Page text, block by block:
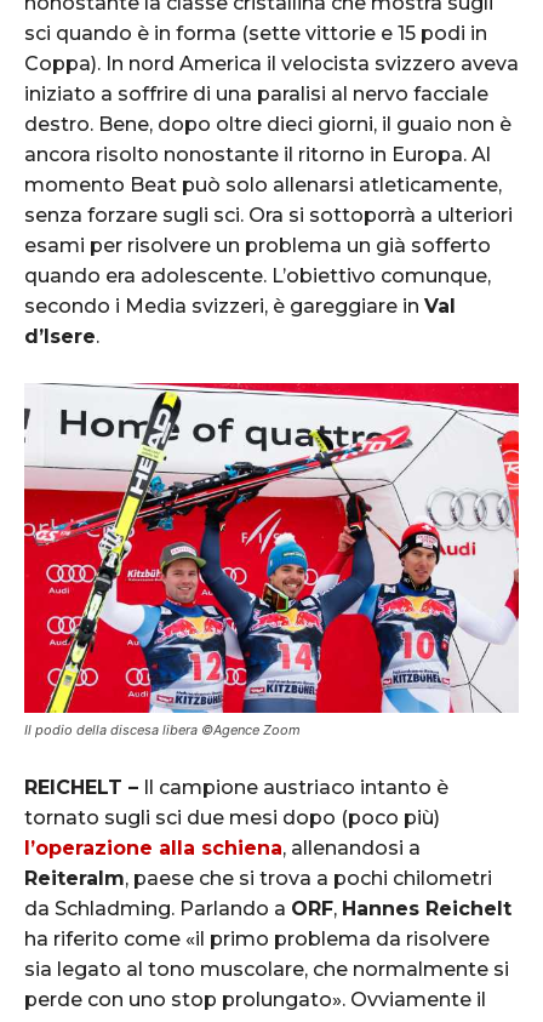
sci quando è in forma (sette vittorie e 15 podi in
Coppa). In nord America il velocista svizzero aveva
iniziato a soffrire di una paralisi al nervo facciale
destro. Bene, dopo oltre dieci giorni, il guaio non è
ancora risolto nonostante il ritorno in Europa. Al
momento Beat può solo allenarsi atleticamente,
senza forzare sugli sci. Ora si sottoporrà a ulteriori
esami per risolvere un problema un già sofferto
quando era adolescente. L’obiettivo comunque,
secondo i Media svizzeri, è gareggiare in Val
d’Isere.
Il podio della discesa libera ©Agence Zoom
REICHELT – Il campione austriaco intanto è
tornato sugli sci due mesi dopo (poco più)
l’operazione alla schiena, allenandosi a
Reiteralm, paese che si trova a pochi chilometri
da Schladming. Parlando a ORF, Hannes Reichelt
ha riferito come «il primo problema da risolvere
sia legato al tono muscolare, che normalmente si
perde con uno stop prolungato». Ovviamente il